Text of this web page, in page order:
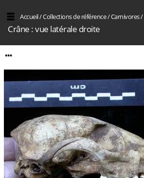
Accueil/Collections de référence/Carnivores/
Crâne : vue latérale droite